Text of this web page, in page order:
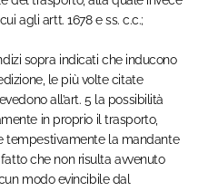
agli artt. 1678 e ss. c.c.;
sopra indicati che inducono
le più volte citate
all’art. 5 la possibilità
in proprio il trasporto,
tempestivamente la mandante
che non risulta avvenuto
modo evincibile dal